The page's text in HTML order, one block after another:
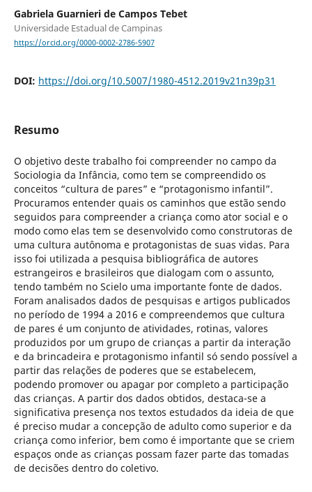
Gabriela Guarnieri de Campos Tebet
Universidade Estadual de Campinas
https://orcid.org/0000-0002-2786-5907
DOI: https://doi.org/10.5007/1980-4512.2019v21n39p31
Resumo
O objetivo deste trabalho foi compreender no campo da
Sociologia da Infância, como tem se compreendido os
conceitos “cultura de pares” e “protagonismo infantil”.
Procuramos entender quais os caminhos que estão sendo
seguidos para compreender a criança como ator social e o
modo como elas tem se desenvolvido como construtoras de
uma cultura autônoma e protagonistas de suas vidas. Para
isso foi utilizada a pesquisa bibliográfica de autores
estrangeiros e brasileiros que dialogam com o assunto,
tendo também no Scielo uma importante fonte de dados.
Foram analisados dados de pesquisas e artigos publicados
no período de 1994 a 2016 e compreendemos que cultura
de pares é um conjunto de atividades, rotinas, valores
produzidos por um grupo de crianças a partir da interação
e da brincadeira e protagonismo infantil só sendo possível a
partir das relações de poderes que se estabelecem,
podendo promover ou apagar por completo a participação
das crianças. A partir dos dados obtidos, destaca-se a
significativa presença nos textos estudados da ideia de que
é preciso mudar a concepção de adulto como superior e da
criança como inferior, bem como é importante que se criem
espaços onde as crianças possam fazer parte das tomadas
de decisões dentro do coletivo.